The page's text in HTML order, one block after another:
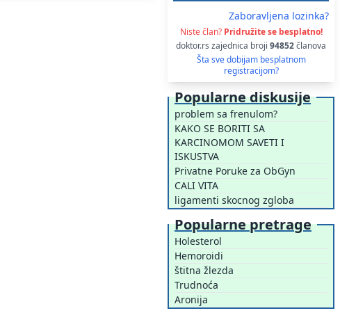
Zaboravljena lozinka?
Niste član? Pridružite se besplatno!
doktor.rs zajednica broji 94852članova
Šta sve dobijam besplatnom
registracijom?
Popularne diskusije
problem sa frenulom?
KAKO SE BORITI SA
KARCINOMOM SAVETI I
ISKUSTVA
Privatne Poruke za ObGyn
CALI VITA
ligamenti skocnog zgloba
Popularne pretrage
Holesterol
Hemoroidi
štitna žlezda
Trudnoća
Aronija